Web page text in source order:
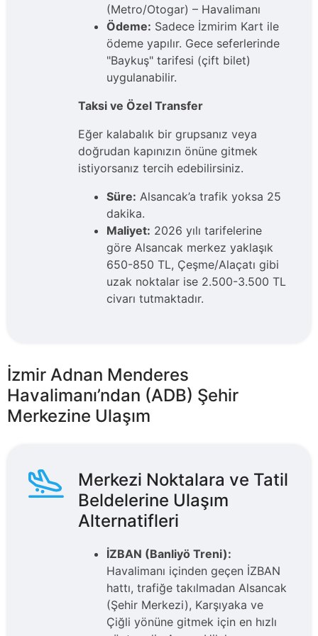
(Metro/Otogar) – Havalimanı
Ödeme: Sadece İzmirim Kart ile
ödeme yapılır. Gece seferlerinde
"Baykuş" tarifesi (çift bilet)
uygulanabilir.
Taksi ve Özel Transfer
Eğer kalabalık bir grupsanız veya
doğrudan kapınızın önüne gitmek
istiyorsanız tercih edebilirsiniz.
Süre: Alsancak’a trafik yoksa 25
dakika.
Maliyet: 2026 yılı tarifelerine
göre Alsancak merkez yaklaşık
650-850 TL, Çeşme/Alaçatı gibi
uzak noktalar ise 2.500-3.500 TL
civarı tutmaktadır.
İzmir Adnan Menderes
Havalimanı’ndan (ADB) Şehir
Merkezine Ulaşım
Merkezi Noktalara ve Tatil
Beldelerine Ulaşım
Alternatifleri
İZBAN (Banliyö Treni):
Havalimanı içinden geçen İZBAN
hattı, trafiğe takılmadan Alsancak
(Şehir Merkezi), Karşıyaka ve
Çiğli yönüne gitmek için en hızlı